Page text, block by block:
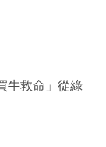
救命」從綠